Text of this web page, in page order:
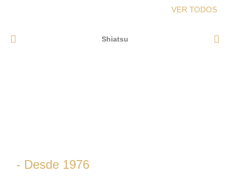
VER TODOS
Shiatsu
- Desde 1976